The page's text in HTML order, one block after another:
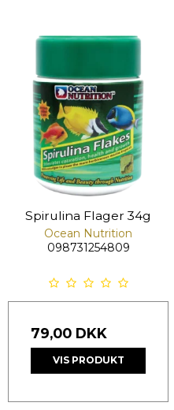
Spirulina Flager 34g
Ocean Nutrition
098731254809
79,00 DKK
VIS PRODUKT